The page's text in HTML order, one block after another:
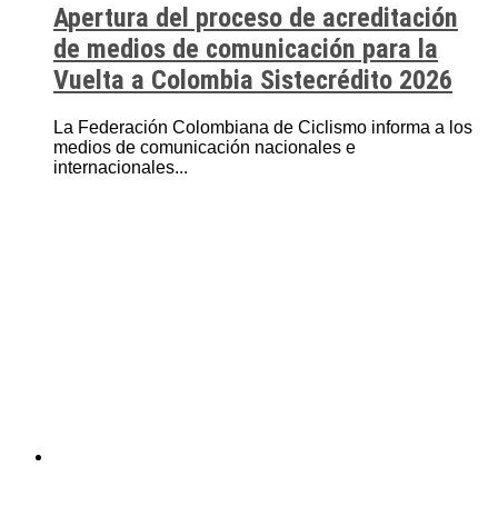
Apertura del proceso de acreditación
de medios de comunicación para la
Vuelta a Colombia Sistecrédito 2026
La Federación Colombiana de Ciclismo informa a los
medios de comunicación nacionales e
internacionales...